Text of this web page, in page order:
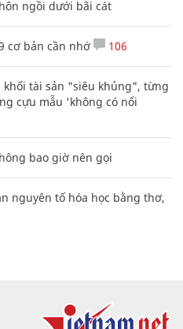
ngồi dưới bãi cát
cơ bản cần nhớ 106
tài sản "siêu khủng", từng
cựu mẫu 'không có nổi
bao giờ nên gọi
nguyên tố hóa học bằng thơ,